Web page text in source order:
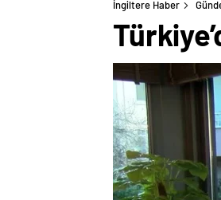
İngiltere Haber